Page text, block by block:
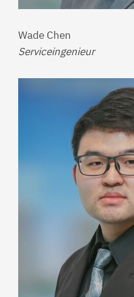
Wade Chen
Serviceingenieur